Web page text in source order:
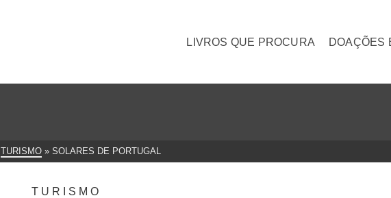
LIVROS QUE PROCURA DOAÇÕES
TURISMO » SOLARES DE PORTUGAL
TURISMO